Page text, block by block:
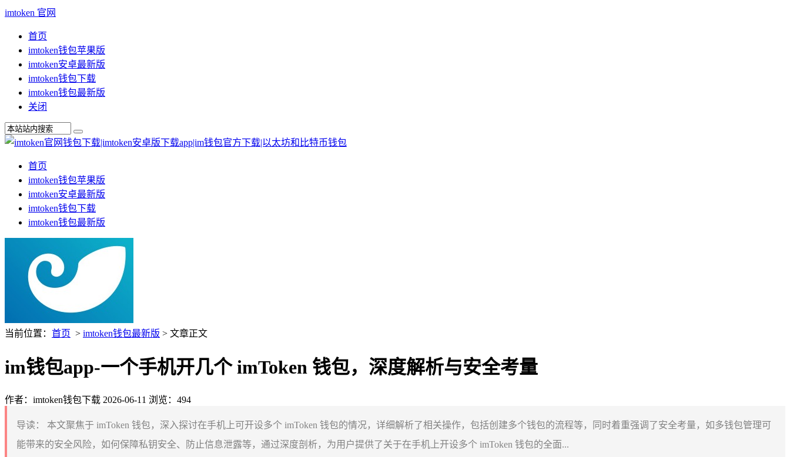
imtoken 官网
首页
imtoken钱包苹果版
imtoken安卓最新版
imtoken钱包下载
imtoken钱包最新版
关闭
首页
imtoken钱包苹果版
imtoken安卓最新版
imtoken钱包下载
imtoken钱包最新版
当前位置： 首页 > imtoken钱包最新版 > 文章正文
im钱包app-一个手机开几个 imToken 钱包，深度解析与安全考量
作者：imtoken钱包下载 2026-06-11 浏览：494
导读：
本文聚焦于 imToken 钱包，深入探讨在手机上可开设多个 imToken 钱包的情况，详细解析了相关操作，包括创建多个钱包的流程等，同时着重强调了安全考量，如多钱包管理可
能带来的安全风险，如何保障私钥安全、防止信息泄露等，通过深度剖析，为用户提供了关于在手机上开设多个 imToken 钱包的全面...